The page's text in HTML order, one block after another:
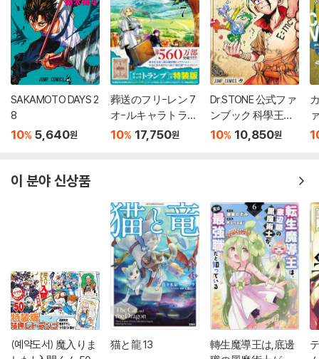
SAKAMOTO DAYS 2
8
10% 5,640원
葬送のフリ-レン 7
オ-ルキャラトラン
プ付き特裝版
10% 17,750원
Dr.STONE 公式ファ
ンブック 科學王國
事典
10% 10,850원
이 분야 신상품
(예약도서) 魔入りま
猫と龍 13
轉生魔導王は,底邊